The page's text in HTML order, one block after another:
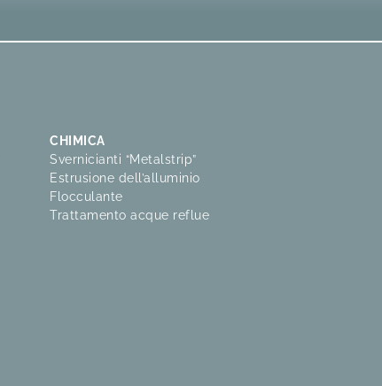
CHIMICA
Svernicianti “Metalstrip”
Estrusione dell’alluminio
Flocculante
Trattamento acque reflue